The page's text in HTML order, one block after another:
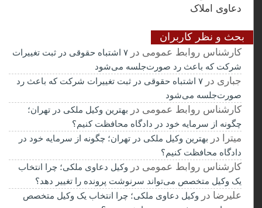
بحث و نظر کاربران
کارشناس روابط عمومیدر
۷ اشتباه حقوقی در ثبت تغییرات
شرکت که باعث رد صورت‌جلسه می‌شود
جباری در
۷ اشتباه حقوقی در ثبت تغییرات شرکت که باعث رد
صورت‌جلسه می‌شود
کارشناس روابط عمومیدربهترین وکیل ملکی در تهران؛
چگونه از سرمایه خود در دادگاه محافظت کنیم؟
میترادربهترین وکیل ملکی در تهران؛ چگونه از سرمایه خود در
دادگاه محافظت کنیم؟
کارشناس روابط عمومیدروکیل دعاوی ملکی؛ چرا انتخاب
یک وکیل متخصص می‌تواند سرنوشت پرونده را تغییر دهد؟
علیرضادروکیل دعاوی ملکی؛ چرا انتخاب یک وکیل متخصص